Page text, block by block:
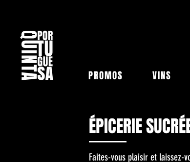
PROMOS VINS
ÉPICERIE
Faites-vous plaisir et laissez-